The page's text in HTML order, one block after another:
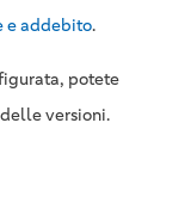
e addebito.
potete
versioni.